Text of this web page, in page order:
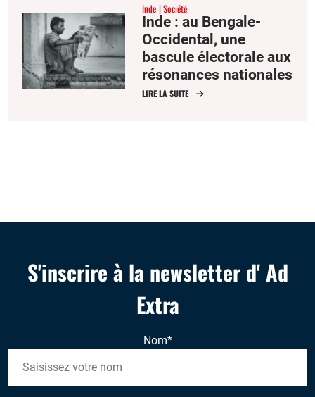
Inde Société
Inde : au Bengale-
Occidental, une
bascule électorale aux
résonances nationales
LIRE LA SUITE
S'inscrire à la newsletter d' Ad
Extra
Nom*